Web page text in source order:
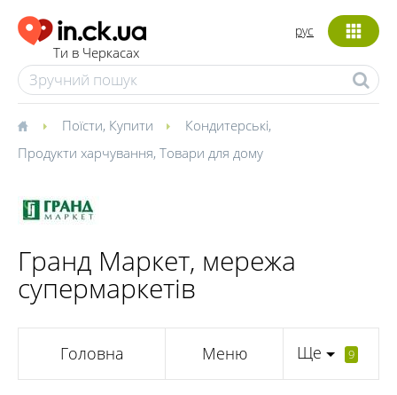
Ти в Черкасах
рус
Поїсти, Купити Кондитерські,
Продукти харчування, Товари для дому
Гранд Маркет, мережа
супермаркетів
Головна Меню Ще 9